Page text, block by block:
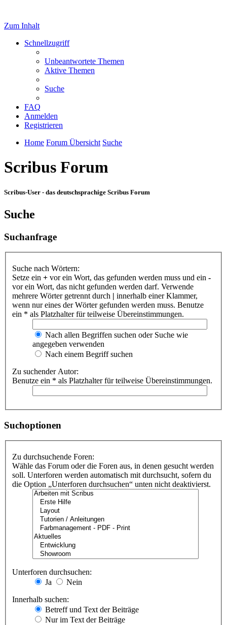
Zum Inhalt
Schnellzugriff
Unbeantwortete Themen
Aktive Themen
Suche
FAQ
Anmelden
Registrieren
Home Forum Übersicht Suche
Scribus Forum
Scribus-User - das deutschsprachige Scribus Forum
Suche
Suchanfrage
Suche nach Wörtern:
Setze ein + vor ein Wort, das gefunden werden muss und ein -
vor ein Wort, das nicht gefunden werden darf. Verwende
mehrere Wörter getrennt durch | innerhalb einer Klammer,
wenn nur eines der Wörter gefunden werden muss. Benutze
ein * als Platzhalter für teilweise Übereinstimmungen.
Nach allen Begriffen suchen oder Suche wie
angegeben verwenden
Nach einem Begriff suchen
Zu suchender Autor:
Benutze ein * als Platzhalter für teilweise Übereinstimmungen.
Suchoptionen
Zu durchsuchende Foren:
Wähle das Forum oder die Foren aus, in denen gesucht werden
soll. Unterforen werden automatisch mit durchsucht, sofern du
die Option „Unterforen durchsuchen“ unten nicht deaktivierst.
Unterforen durchsuchen:
Ja
Nein
Innerhalb suchen:
Betreff und Text der Beiträge
Nur im Text der Beiträge